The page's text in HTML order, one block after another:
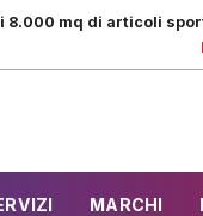
8.000 mq di articoli
MARCHI